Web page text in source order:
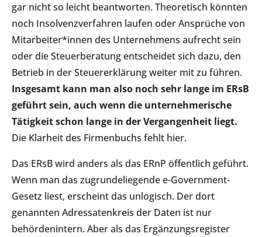
gar nicht so leicht beantworten. Theoretisch könnten
noch Insolvenzverfahren laufen oder Ansprüche von
Mitarbeiter*innen des Unternehmens aufrecht sein
oder die Steuerberatung entscheidet sich dazu, den
Betrieb in der Steuererklärung weiter mit zu führen.
Insgesamt kann man also noch sehr lange im ERsB
geführt sein, auch wenn die unternehmerische
Tätigkeit schon lange in der Vergangenheit liegt.
Die Klarheit des Firmenbuchs fehlt hier.
Das ERsB wird anders als das ERnP öffentlich geführt.
Wenn man das zugrundeliegende e-Government-
Gesetz liest, erscheint das unlogisch. Der dort
genannten Adressatenkreis der Daten ist nur
behördenintern. Aber als das Ergänzungsregister